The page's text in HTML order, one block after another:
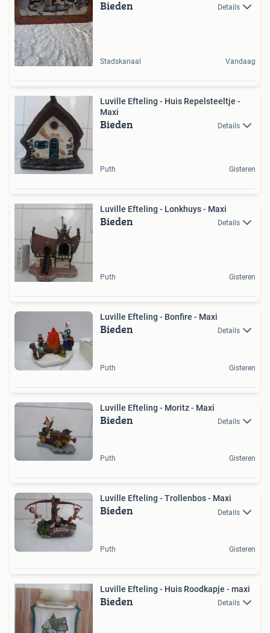
Bieden Details
Stadskanaal Vandaag
Luville Efteling - Huis Repelsteeltje -
Maxi
Bieden Details
Puth Gisteren
Luville Efteling - Lonkhuys - Maxi
Bieden Details
Puth Gisteren
Luville Efteling - Bonfire - Maxi
Bieden Details
Puth Gisteren
Luville Efteling - Moritz - Maxi
Bieden Details
Puth Gisteren
Luville Efteling - Trollenbos - Maxi
Bieden Details
Puth Gisteren
Luville Efteling - Huis Roodkapje - maxi
Bieden Details